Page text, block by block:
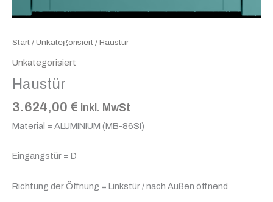
Start / Unkategorisiert / Haustür
Unkategorisiert
Haustür
3.624,00 € inkl. MwSt
Material = ALUMINIUM (MB-86SI)
Eingangstür = D
Richtung der Öffnung = Linkstür / nach Außen öffnend